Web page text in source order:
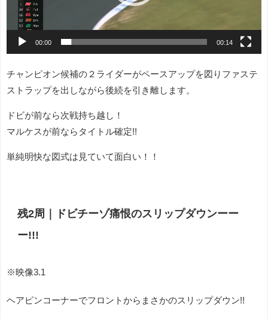
00:00 00:14
チャンピオン候補の２ライダーがペースアップを図りファステ
ストラップを出しながら後続を引き離します。
ドビが前なら次戦持ち越し！
マルケスが前ならタイトル確定!!
単純明快な図式は見ていて面白い！！
残2周｜ドビチーゾ痛恨のスリップダウンーー
ー!!!
※映像3.1
ヘアピンコーナーでフロントからまさかのスリップダウン!!